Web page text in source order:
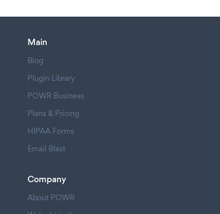
Main
Blog
Plugin Library
POWR Business
Plans & Pricing
HIPAA Forms
Email Blast
Company
About POWR